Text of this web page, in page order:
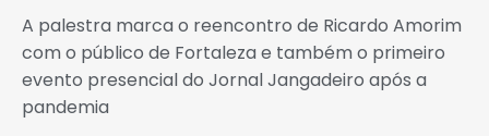
A palestra marca o reencontro de Ricardo Amorim
com o público de Fortaleza e também o primeiro
evento presencial do Jornal Jangadeiro após a
pandemia